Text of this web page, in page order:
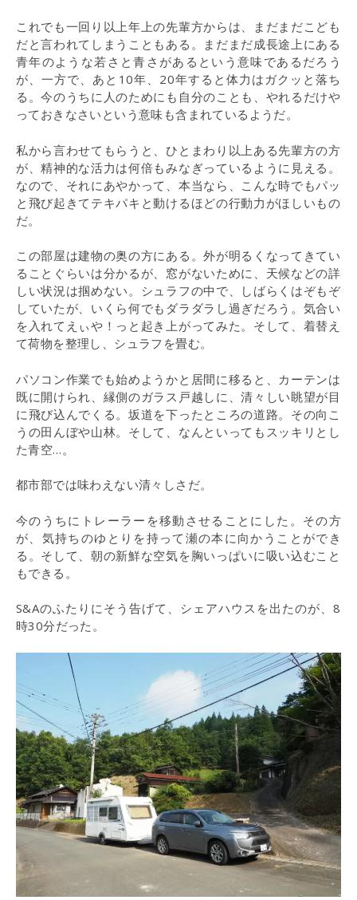
これでも一回り以上年上の先輩方からは、まだまだこども
だと言われてしまうこともある。まだまだ成長途上にある
青年のような若さと青さがあるという意味であるだろう
が、一方で、あと10年、20年すると体力はガクッと落ち
る。今のうちに人のためにも自分のことも、やれるだけや
っておきなさいという意味も含まれているようだ。
私から言わせてもらうと、ひとまわり以上ある先輩方の方
が、精神的な活力は何倍もみなぎっているように見える。
なので、それにあやかって、本当なら、こんな時でもパッ
と飛び起きてテキパキと動けるほどの行動力がほしいもの
だ。
この部屋は建物の奥の方にある。外が明るくなってきてい
ることぐらいは分かるが、窓がないために、天候などの詳
しい状況は掴めない。シュラフの中で、しばらくはぞもぞ
していたが、いくら何でもダラダラし過ぎだろう。気合い
を入れてえぃや！っと起き上がってみた。そして、着替え
て荷物を整理し、シュラフを畳む。
パソコン作業でも始めようかと居間に移ると、カーテンは
既に開けられ、縁側のガラス戸越しに、清々しい眺望が目
に飛び込んでくる。坂道を下ったところの道路。その向こ
うの田んぼや山林。そして、なんといってもスッキリとし
た青空…。
都市部では味わえない清々しさだ。
今のうちにトレーラーを移動させることにした。その方
が、気持ちのゆとりを持って瀬の本に向かうことができ
る。そして、朝の新鮮な空気を胸いっぱいに吸い込むこと
もできる。
S&Aのふたりにそう告げて、シェアハウスを出たのが、8
時30分だった。